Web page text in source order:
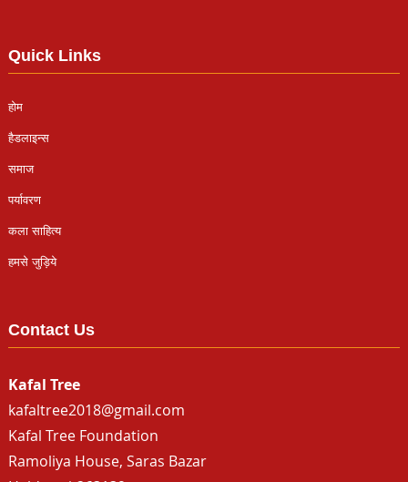
Quick Links
होम
हैडलाइन्स
समाज
पर्यावरण
कला साहित्य
हमसे जुड़िये
Contact Us
Kafal Tree
kafaltree2018@gmail.com
Kafal Tree Foundation
Ramoliya House, Saras Bazar